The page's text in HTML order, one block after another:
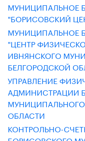
МУНИЦИПАЛЬНОЕ
"БОРИСОВСКИЙ
МУНИЦИПАЛЬНОЕ
"ЦЕНТР
ИВНЯНСКОГО
БЕЛГОРОДСКОЙ
УПРАВЛЕНИЕ
АДМИНИСТРАЦИИ
МУНИЦИПАЛЬНОГО
ОБЛАСТИ
КОНТРОЛЬНО-